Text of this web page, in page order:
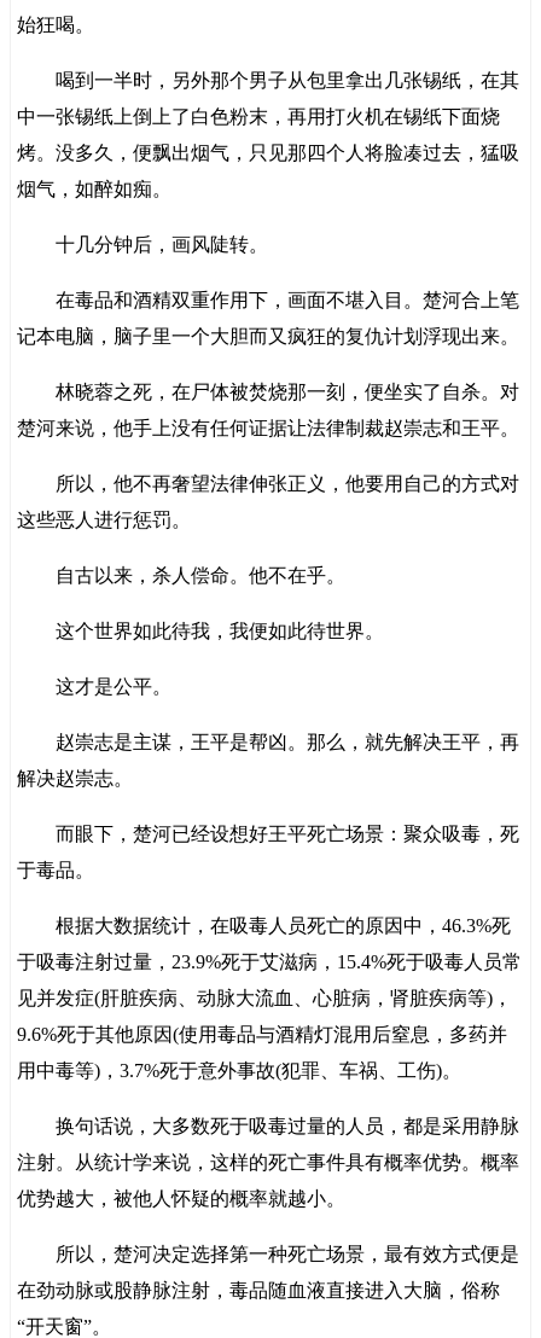
始狂喝。
喝到一半时，另外那个男子从包里拿出几张锡纸，在其
中一张锡纸上倒上了白色粉末，再用打火机在锡纸下面烧
烤。没多久，便飘出烟气，只见那四个人将脸凑过去，猛吸
烟气，如醉如痴。
十几分钟后，画风陡转。
在毒品和酒精双重作用下，画面不堪入目。楚河合上笔
记本电脑，脑子里一个大胆而又疯狂的复仇计划浮现出来。
林晓蓉之死，在尸体被焚烧那一刻，便坐实了自杀。对
楚河来说，他手上没有任何证据让法律制裁赵崇志和王平。
所以，他不再奢望法律伸张正义，他要用自己的方式对
这些恶人进行惩罚。
自古以来，杀人偿命。他不在乎。
这个世界如此待我，我便如此待世界。
这才是公平。
赵崇志是主谋，王平是帮凶。那么，就先解决王平，再
解决赵崇志。
而眼下，楚河已经设想好王平死亡场景：聚众吸毒，死
于毒品。
根据大数据统计，在吸毒人员死亡的原因中，46.3%死
于吸毒注射过量，23.9%死于艾滋病，15.4%死于吸毒人员常
见并发症(肝脏疾病、动脉大流血、心脏病，肾脏疾病等)，
9.6%死于其他原因(使用毒品与酒精灯混用后窒息，多药并
用中毒等)，3.7%死于意外事故(犯罪、车祸、工伤)。
换句话说，大多数死于吸毒过量的人员，都是采用静脉
注射。从统计学来说，这样的死亡事件具有概率优势。概率
优势越大，被他人怀疑的概率就越小。
所以，楚河决定选择第一种死亡场景，最有效方式便是
在劲动脉或股静脉注射，毒品随血液直接进入大脑，俗称
“开天窗”。